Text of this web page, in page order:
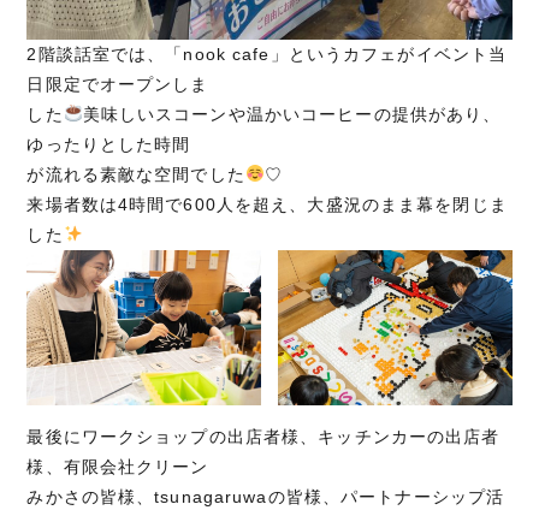
2階談話室では、「nook cafe」というカフェがイベント当
日限定でオープンしま
した
美味しいスコーンや温かいコーヒーの提供があり、
ゆったりとした時間
が流れる素敵な空間でした
♡
来場者数は4時間で600人を超え、大盛況のまま幕を閉じま
した
最後にワークショップの出店者様、キッチンカーの出店者
様、有限会社クリーン
みかさの皆様、tsunagaruwaの皆様、パートナーシップ活